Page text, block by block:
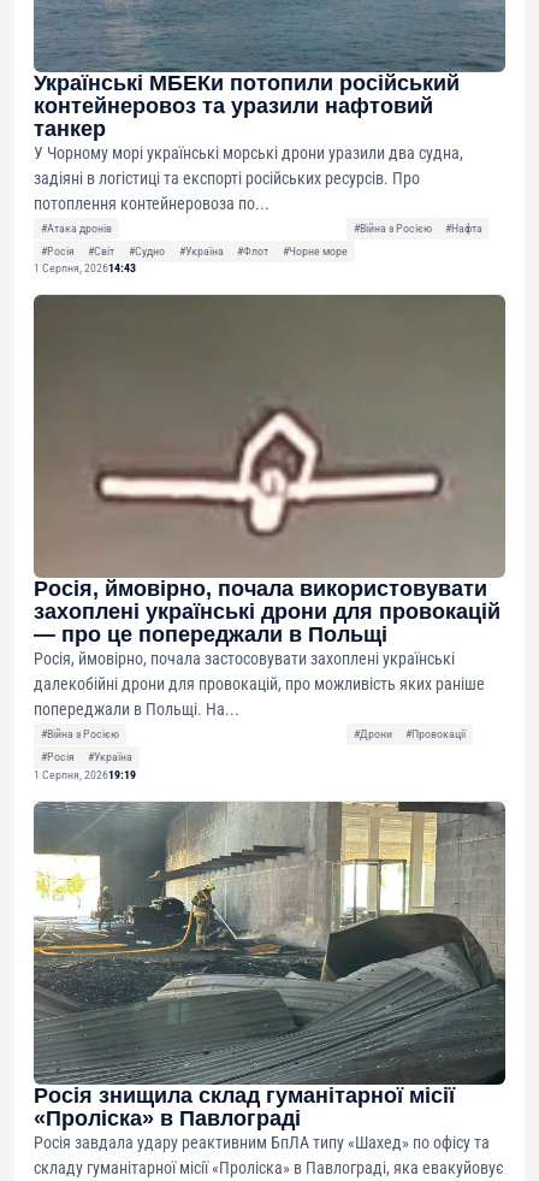
Українські МБЕКи потопили російський
контейнеровоз та уразили нафтовий
танкер
У Чорному морі українські морські дрони уразили два судна,
задіяні в логістиці та експорті російських ресурсів. Про
потоплення контейнеровоза по...
#Атака дронів #Війна з Росією
#Нафта
#Росія
#Світ #Судно #Україна #Флот
#Чорне море
1 Серпня, 202614:43
Росія, ймовірно, почала використовувати
захоплені українські дрони для провокацій
— про це попереджали в Польщі
Росія, ймовірно, почала застосовувати захоплені українські
далекобійні дрони для провокацій, про можливість яких раніше
попереджали в Польщі. На...
#Війна з Росією #Дрони
#Провокації
#Росія
#Україна
1 Серпня, 202619:19
Росія знищила склад гуманітарної місії
«Проліска» в Павлограді
Росія завдала удару реактивним БпЛА типу «Шахед» по офісу та
складу гуманітарної місії «Проліска» в Павлограді, яка евакуйовує